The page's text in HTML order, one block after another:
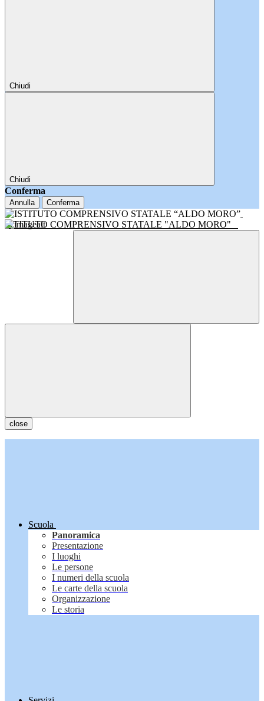
Chiudi
Chiudi
Conferma
Annulla Conferma
ISTITUTO COMPRENSIVO STATALE "ALDO MORO"
close
Scuola
Panoramica
Presentazione
I luoghi
Le persone
I numeri della scuola
Le carte della scuola
Organizzazione
Le storia